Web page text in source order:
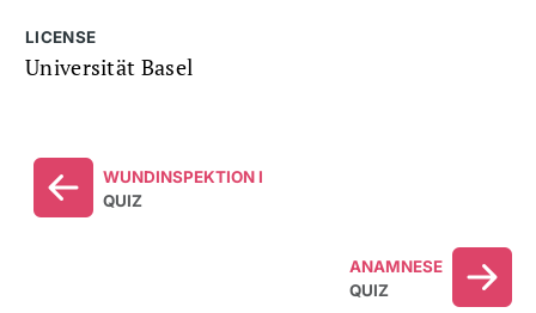
LICENSE
Universität Basel
WUNDINSPEKTION I
QUIZ
ANAMNESE
QUIZ